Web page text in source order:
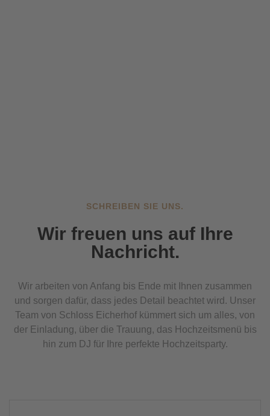
SCHREIBEN SIE UNS.
Wir freuen uns auf Ihre
Nachricht.
Wir arbeiten von Anfang bis Ende mit Ihnen zusammen
und sorgen dafür, dass jedes Detail beachtet wird. Unser
Team von Schloss Eicherhof kümmert sich um alles, von
der Einladung, über die Trauung, das Hochzeitsmenü bis
hin zum DJ für Ihre perfekte Hochzeitsparty.